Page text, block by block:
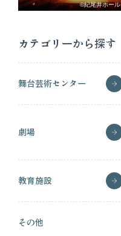
©紀尾井ホール
カテゴリーから探す
舞台芸術センター
劇場
教育施設
その他